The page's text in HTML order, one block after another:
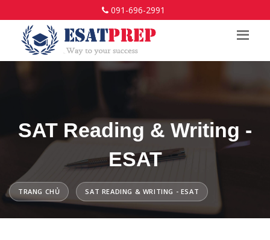
091-696-2991
SAT Reading & Writing -
ESAT
TRANG CHỦ SAT READING & WRITING - ESAT